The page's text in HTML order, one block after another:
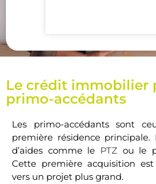
Pièce d'identité et
Le crédit immobilier
primo-accédants
Les primo-accédants sont
première résidence
d’aides comme le PTZou le
Cette première acquisition
vers un projet plus grand.